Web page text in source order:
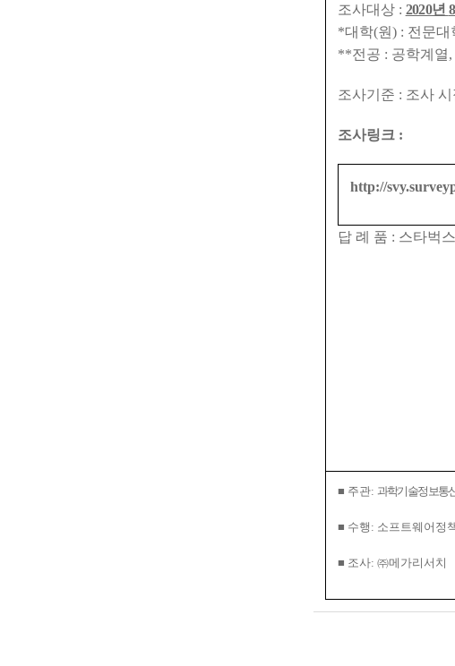
조사대상 : 2020년 8
*대학(원) : 전문대
**전공 : 공학계열,
조사기준 : 조사 시
조사링크 :
http://
답 례 품 : 스타벅
■ 주관: 과학기술정보통
■ 수행 : 소프트웨어정
■ 조사: ㈜메가리서치